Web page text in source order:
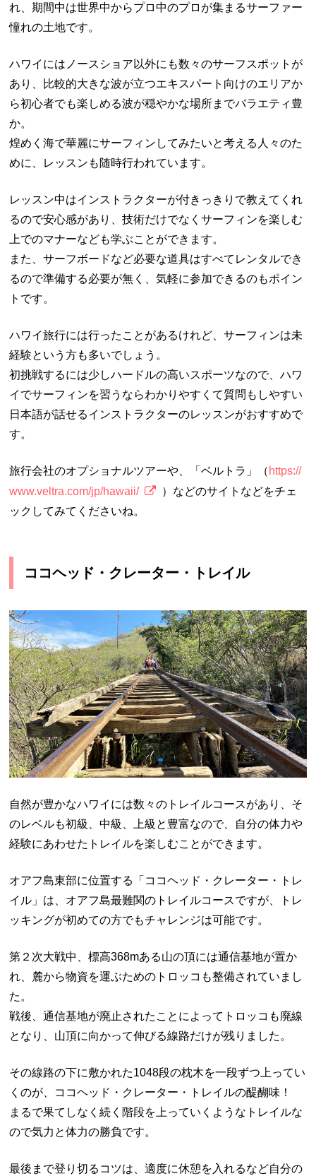
れ、期間中は世界中からプロ中のプロが集まるサーファー
憧れの土地です。
ハワイにはノースショア以外にも数々のサーフスポットが
あり、比較的大きな波が立つエキスパート向けのエリアか
ら初心者でも楽しめる波が穏やかな場所までバラエティ豊
か。
煌めく海で華麗にサーフィンしてみたいと考える人々のた
めに、レッスンも随時行われています。
レッスン中はインストラクターが付きっきりで教えてくれ
るので安心感があり、技術だけでなくサーフィンを楽しむ
上でのマナーなども学ぶことができます。
また、サーフボードなど必要な道具はすべてレンタルでき
るので準備する必要が無く、気軽に参加できるのもポイン
トです。
ハワイ旅行には行ったことがあるけれど、サーフィンは未
経験という方も多いでしょう。
初挑戦するには少しハードルの高いスポーツなので、ハワ
イでサーフィンを習うならわかりやすくて質問もしやすい
日本語が話せるインストラクターのレッスンがおすすめで
す。
旅行会社のオプショナルツアーや、「ベルトラ」（ https://
www.veltra.com/jp/hawaii/
）などのサイトなどをチェ
ックしてみてくださいね。
ココヘッド・クレーター・トレイル
自然が豊かなハワイには数々のトレイルコースがあり、そ
のレベルも初級、中級、上級と豊富なので、自分の体力や
経験にあわせたトレイルを楽しむことができます。
オアフ島東部に位置する「ココヘッド・クレーター・トレ
イル」は、オアフ島最難関のトレイルコースですが、トレ
ッキングが初めての方でもチャレンジは可能です。
第２次大戦中、標高368mある山の頂には通信基地が置か
れ、麓から物資を運ぶためのトロッコも整備されていまし
た。
戦後、通信基地が廃止されたことによってトロッコも廃線
となり、山頂に向かって伸びる線路だけが残りました。
その線路の下に敷かれた1048段の枕木を一段ずつ上ってい
くのが、ココヘッド・クレーター・トレイルの醍醐味！
まるで果てしなく続く階段を上っていくようなトレイルな
ので気力と体力の勝負です。
最後まで登り切るコツは、適度に休憩を入れるなど自分の